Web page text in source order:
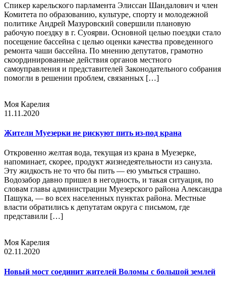
Спикер карельского парламента Элиссан Шандалович и член
Комитета по образованию, культуре, спорту и молодежной
политике Андрей Мазуровский совершили плановую
рабочую поездку в г. Суоярви. Основной целью поездки стало
посещение бассейна с целью оценки качества проведенного
ремонта чаши бассейна. По мнению депутатов, грамотно
скоординированные действия органов местного
самоуправления и представителей Законодательного собрания
помогли в решении проблем, связанных […]
Моя Карелия
11.11.2020
Жители Муезерки не рискуют пить из-под крана
Откровенно желтая вода, текущая из крана в Муезерке,
напоминает, скорее, продукт жизнедеятельности из санузла.
Эту жидкость не то что бы пить — ею умыться страшно.
Водозабор давно пришел в негодность, и такая ситуация, по
словам главы администрации Муезерского района Александра
Пашука, — во всех населенных пунктах района. Местные
власти обратились к депутатам округа с письмом, где
представили […]
Моя Карелия
02.11.2020
Новый мост соединит жителей Воломы с большой землей